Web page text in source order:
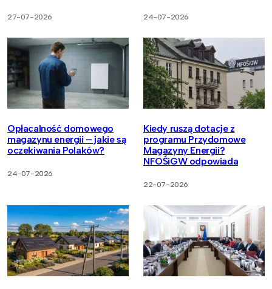
27-07-2026 24-07-2026
Opłacalność domowego
magazynu energii – jakie są
oczekiwania Polaków?
24-07-2026
Kiedy ruszą dotacje z
programu Przydomowe
Magazyny Energii?
NFOŚiGW odpowiada
22-07-2026